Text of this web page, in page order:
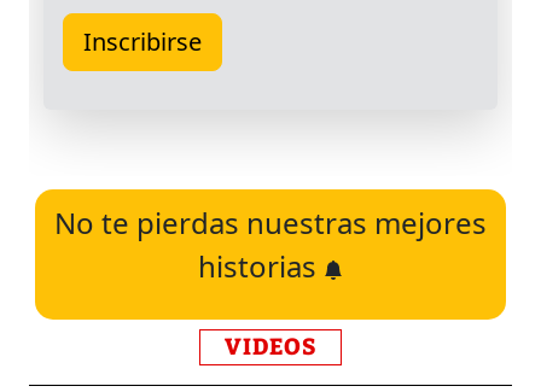
No te pierdas nuestras mejores
historias
VIDEOS